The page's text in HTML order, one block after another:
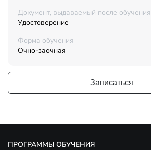
Документ, выдаваемый после обучения
Удостоверение
Форма обучения
Очно-заочная
Записаться
ПРОГРАММЫ ОБУЧЕНИЯ